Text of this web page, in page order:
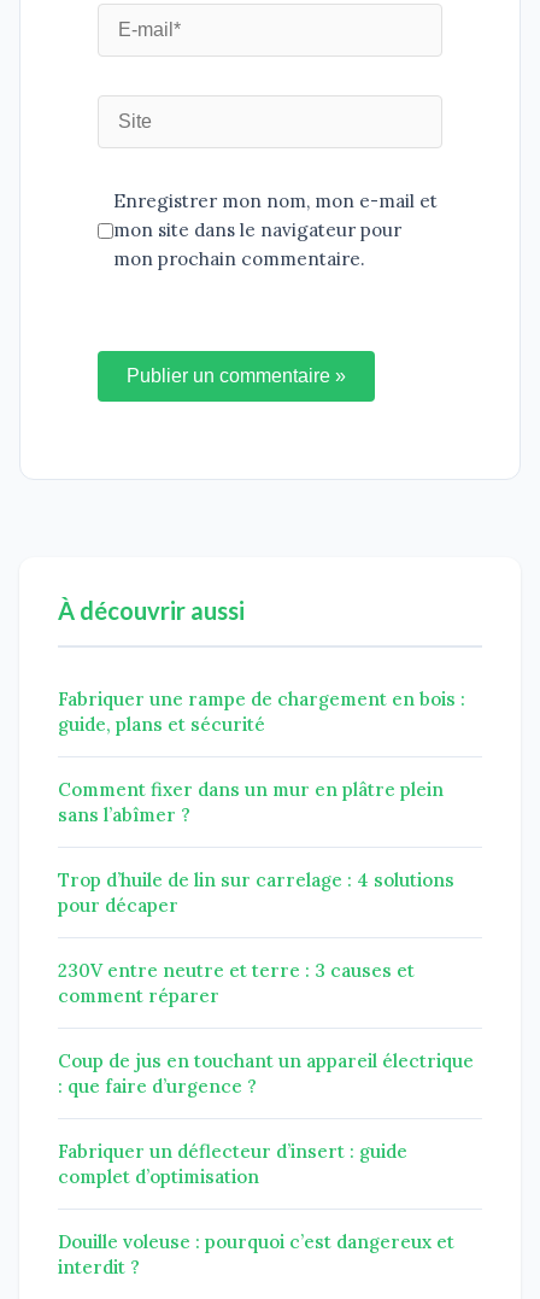
Enregistrer mon nom, mon e-mail et
mon site dans le navigateur pour
mon prochain commentaire.
Publier un commentaire »
À découvrir aussi
Fabriquer une rampe de chargement en bois :
guide, plans et sécurité
Comment fixer dans un mur en plâtre plein
sans l’abîmer ?
Trop d’huile de lin sur carrelage : 4 solutions
pour décaper
230V entre neutre et terre : 3 causes et
comment réparer
Coup de jus en touchant un appareil électrique
: que faire d’urgence ?
Fabriquer un déflecteur d’insert : guide
complet d’optimisation
Douille voleuse : pourquoi c’est dangereux et
interdit ?